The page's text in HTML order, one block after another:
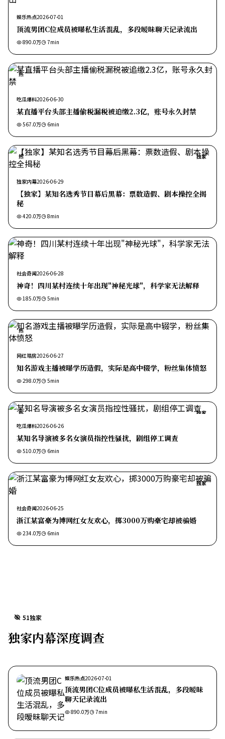
娱乐热点2026-07-01
顶流男团C位成员被曝私生活混乱，多段暧昧聊天记录流出
890.0万 7min
热
吃瓜爆料2026-06-30
某直播平台头部主播偷税漏税被追缴2.3亿，账号永久封禁
567.0万 6min
热 独家
独家内幕2026-06-29
【独家】某知名选秀节目幕后黑幕：票数造假、剧本操控全揭
秘
420.0万 8min
社会奇闻2026-06-28
神奇！四川某村连续十年出现"神秘光球"，科学家无法解释
185.0万 5min
热
网红塌房2026-06-27
知名游戏主播被曝学历造假，实际是高中辍学，粉丝集体愤怒
298.0万 5min
热
独家
吃瓜爆料2026-06-26
某知名导演被多名女演员指控性骚扰，剧组停工调查
510.0万 6min
独家
社会奇闻2026-06-25
浙江某富豪为博网红女友欢心，掷3000万购豪宅却被骗婚
234.0万 6min
51独家
独家内幕深度调查
娱乐热点2026-07-01
顶流男团C位成员被曝私生活混乱，多段暧昧
聊天记录流出
890.0万 7min